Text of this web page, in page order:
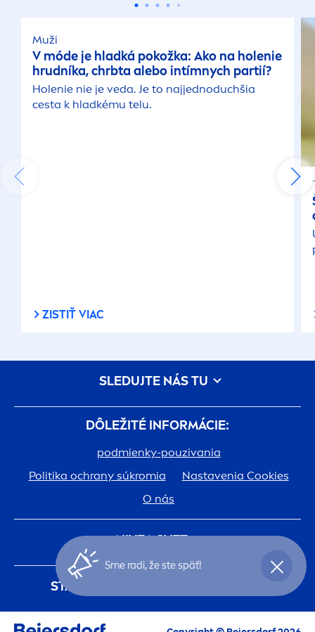
Muži
V móde je hladká pokožka: Ako na holenie
hrudníka, chrbta alebo intímnych partií?
Holenie nie je veda. Je to najjednoduchšia
cesta k hladkému telu.
ZISTIŤ VIAC
DÔLEŽITÉ INFORMÁCIE:
podmienky-pouzivania
Politika ochrany súkromia
Nastavenia Cookies
O nás
NIVEASVET:
História
Kariéra v spoločnosti Beiersdorf
Jedna pokožka. Jedna planéta. Jedna starostlivosť.
Kontakt
STAŇTE SA ČLENOM
Registráciou doNIVEAklubu budete mať
SLEDUJTE NÁS TU
Sme radi, že ste späť!